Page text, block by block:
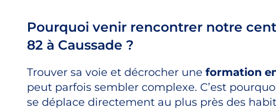
Pourquoi venir rencontrer notre
82 à Caussade ?
Trouver sa voie et décrocher uneformation
peut parfois sembler complexe. C’est
se déplace directement au plus près des